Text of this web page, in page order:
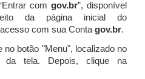
com gov.br”, disponível
da página inicial do
com sua Contagov.br.
botão "Menu", localizado no
da tela. Depois, clique na